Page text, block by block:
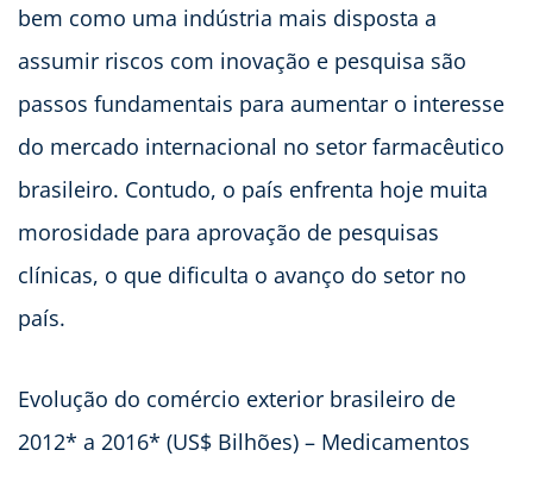
bem como uma indústria mais disposta a
assumir riscos com inovação e pesquisa são
passos fundamentais para aumentar o interesse
do mercado internacional no setor farmacêutico
brasileiro. Contudo, o país enfrenta hoje muita
morosidade para aprovação de pesquisas
clínicas, o que dificulta o avanço do setor no
país.
Evolução do comércio exterior brasileiro de
2012* a 2016* (US$ Bilhões) – Medicamentos